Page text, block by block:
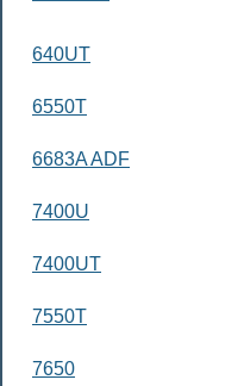
640UT
6550T
6683A ADF
7400U
7400UT
7550T
7650